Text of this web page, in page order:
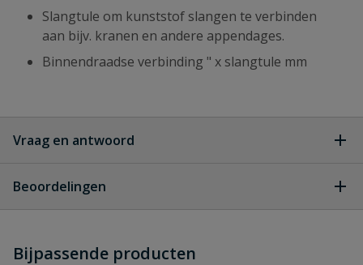
Slangtule om kunststof slangen te verbinden
aan bijv. kranen en andere appendages.
Binnendraadse verbinding " x slangtule mm
Vraag en antwoord
dit product?
Beoordelingen
Schrijf zelf een beoordeling
Bijpassende producten